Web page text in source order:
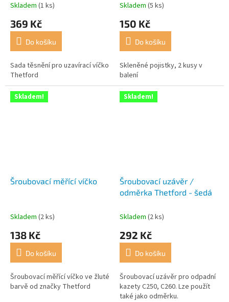
Skladem (1 ks)
369 Kč
Do košíku
Sada těsnění pro uzavírací víčko
Thetford
Skladem (5 ks)
150 Kč
Do košíku
Skleněné pojistky, 2 kusy v
balení
Skladem!
Šroubovací měřící víčko
Skladem (2 ks)
138 Kč
Do košíku
Šroubovací měřící víčko ve žluté
barvě od značky Thetford
Skladem!
Šroubovací uzávěr /
odměrka Thetford - šedá
Skladem (2 ks)
292 Kč
Do košíku
Šroubovací uzávěr pro odpadní
kazety C250, C260. Lze použít
také jako odměrku.